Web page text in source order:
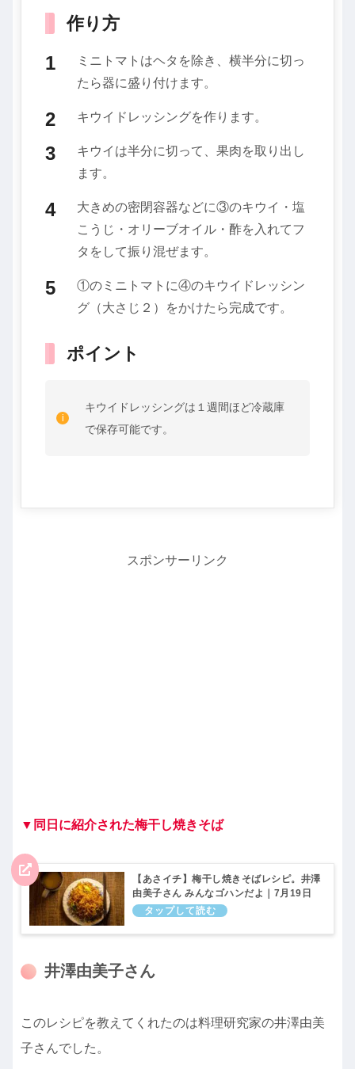
作り方
ミニトマトはヘタを除き、横半分に切っ
たら器に盛り付けます。
キウイドレッシングを作ります。
キウイは半分に切って、果肉を取り出し
ます。
大きめの密閉容器などに③のキウイ・塩
こうじ・オリーブオイル・酢を入れてフ
タをして振り混ぜます。
①のミニトマトに④のキウイドレッシン
グ（大さじ２）をかけたら完成です。
ポイント
キウイドレッシングは１週間ほど冷蔵庫
で保存可能です。
スポンサーリンク
▼同日に紹介された梅干し焼きそば
【あさイチ】梅干し焼きそばレシピ。井澤
由美子さん みんなゴハンだよ｜7月19日
井澤由美子さん
このレシピを教えてくれたのは料理研究家の井澤由美
子さんでした。